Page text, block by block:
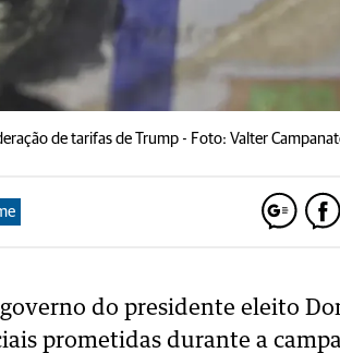
de tarifas de Trump - Foto: Valter
do presidente eleito
prometidas durante a